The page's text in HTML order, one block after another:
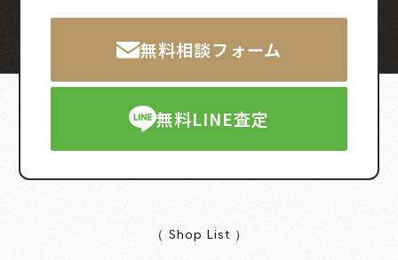
無料相談フォーム
無料LINE査定
（ Shop List ）